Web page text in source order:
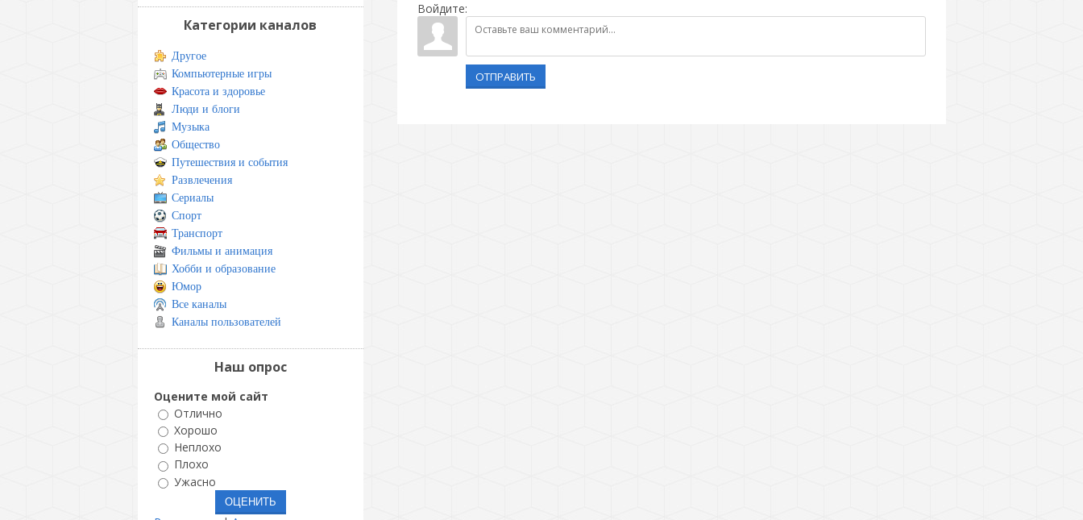
Войдите:
ОТПРАВИТЬ
Категории каналов
Другое
Компьютерные игры
Красота и здоровье
Люди и блоги
Музыка
Общество
Путешествия и события
Развлечения
Сериалы
Спорт
Транспорт
Фильмы и анимация
Хобби и образование
Юмор
Все каналы
Каналы пользователей
Наш опрос
Оцените мой сайт
Отлично
Хорошо
Неплохо
Плохо
Ужасно